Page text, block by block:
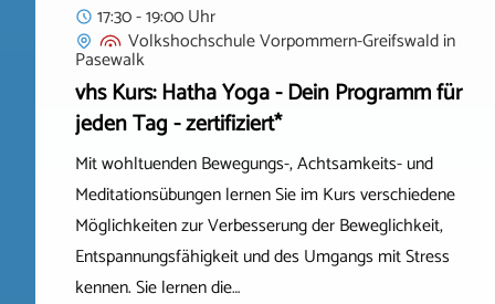
17:30 - 19:00 Uhr
Volkshochschule Vorpommern-Greifswaldin
Pasewalk
vhs Kurs: Hatha Yoga - Dein Programm für
jeden Tag - zertifiziert*
Mit wohltuenden Bewegungs-, Achtsamkeits- und
Meditationsübungen lernen Sie im Kurs verschiedene
Möglichkeiten zur Verbesserung der Beweglichkeit,
Entspannungsfähigkeit und des Umgangs mit Stress
kennen. Sie lernen die…